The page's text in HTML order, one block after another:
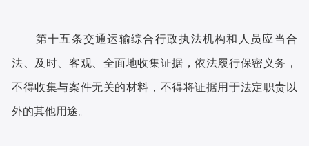
第十五条交通运输综合行政执法机构和人员应当合
法、及时、客观、全面地收集证据，依法履行保密义务，
不得收集与案件无关的材料，不得将证据用于法定职责以
外的其他用途。